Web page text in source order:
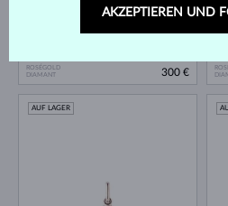
ROSÉGOLD
DIAMANT
300 €
AUF LAGER
AKZEPTIEREN UND